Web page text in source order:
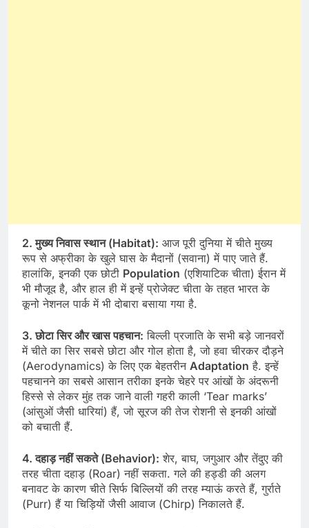
2. मुख्य निवास स्थान (Habitat): आज पूरी दुनिया में चीते मुख्य
रूप से अफ्रीका के खुले घास के मैदानों (सवाना) में पाए जाते हैं.
हालांकि, इनकी एक छोटी Population (एशियाटिक चीता) ईरान में
भी मौजूद है, और हाल ही में इन्हें प्रोजेक्ट चीता के तहत भारत के
कूनो नेशनल पार्क में भी दोबारा बसाया गया है.
3. छोटा सिर और खास पहचान: बिल्ली प्रजाति के सभी बड़े जानवरों
में चीते का सिर सबसे छोटा और गोल होता है, जो हवा चीरकर दौड़ने
(Aerodynamics) के लिए एक बेहतरीन Adaptation है. इन्हें
पहचानने का सबसे आसान तरीका इनके चेहरे पर आंखों के अंदरूनी
हिस्से से लेकर मुंह तक जाने वाली गहरी काली ‘Tear marks’
(आंसुओं जैसी धारियां) हैं, जो सूरज की तेज रोशनी से इनकी आंखों
को बचाती हैं.
4. दहाड़ नहीं सकते (Behavior): शेर, बाघ, जगुआर और तेंदुए की
तरह चीता दहाड़ (Roar) नहीं सकता. गले की हड्डी की अलग
बनावट के कारण चीते सिर्फ बिल्लियों की तरह म्याऊं करते हैं, गुर्राते
(Purr) हैं या चिड़ियों जैसी आवाज (Chirp) निकालते हैं.